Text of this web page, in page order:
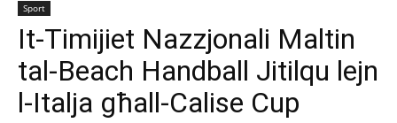
Sport
It-Timijiet Nazzjonali Maltin
tal-Beach Handball Jitilqu lejn
l-Italja għall-Calise Cup